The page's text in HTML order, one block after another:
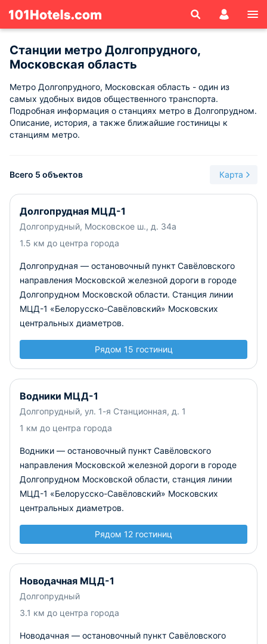
Станции метро Долгопрудного,
Московская область
Метро Долгопрудного, Московская область - один из
самых удобных видов общественного транспорта.
Подробная информация о станциях метро в Долгопрудном.
Описание, история, а также ближайшие гостиницы к
станциям метро.
Всего 5 объектов Карта
Долгопрудная МЦД-1
Долгопрудный, Московское ш., д. 34а
1.5 км до центра города
Долгопрудная — остановочный пункт Савёловского
направления Московской железной дороги в городе
Долгопрудном Московской области. Станция линии
МЦД-1 «Белорусско-Савёловский» Московских
центральных диаметров.
Рядом 15 гостиниц
Водники МЦД-1
Долгопрудный, ул. 1-я Станционная, д. 1
1 км до центра города
Водники — остановочный пункт Савёловского
направления Московской железной дороги в городе
Долгопрудном Московской области, станция линии
МЦД-1 «Белорусско-Савёловский» Московских
центральных диаметров.
Рядом 12 гостиниц
Новодачная МЦД-1
Долгопрудный
3.1 км до центра города
Новодачная — остановочный пункт Савёловского